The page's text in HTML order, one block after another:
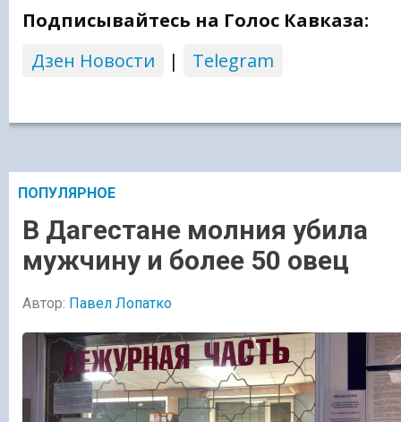
Подписывайтесь на Голос Кавказа:
Дзен Новости
| Telegram
ПОПУЛЯРНОЕ
В Дагестане молния убила
мужчину и более 50 овец
Автор: Павел Лопатко